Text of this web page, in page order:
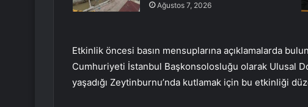
Ağustos 7, 2026
Etkinlik öncesi basın mensuplarına açıklamalarda
Cumhuriyeti İstanbul Başkonsolosluğu olarak Ulusal
yaşadığı Zeytinburnu’nda kutlamak için bu etkinliği